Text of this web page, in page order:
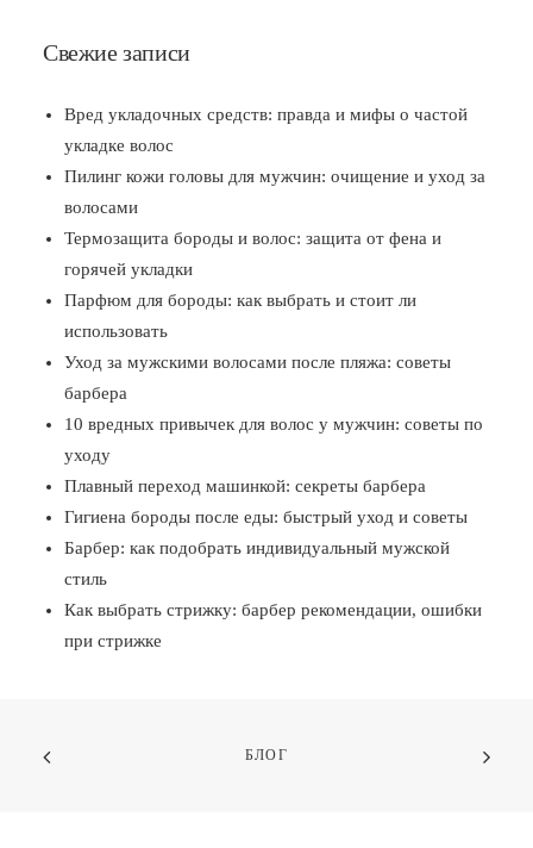
Свежие записи
Вред укладочных средств: правда и мифы о частой
укладке волос
Пилинг кожи головы для мужчин: очищение и уход за
волосами
Термозащита бороды и волос: защита от фена и
горячей укладки
Парфюм для бороды: как выбрать и стоит ли
использовать
Уход за мужскими волосами после пляжа: советы
барбера
10 вредных привычек для волос у мужчин: советы по
уходу
Плавный переход машинкой: секреты барбера
Гигиена бороды после еды: быстрый уход и советы
Барбер: как подобрать индивидуальный мужской
стиль
Как выбрать стрижку: барбер рекомендации, ошибки
при стрижке
БЛОГ